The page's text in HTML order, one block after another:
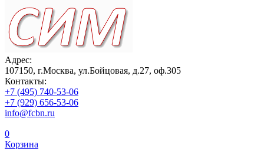
Адрес:
107150, г.Москва, ул.Бойцовая, д.27, оф.305
Контакты:
+7 (495) 740-53-06
+7 (929) 656-53-06
info@fcbn.ru
0
Корзина